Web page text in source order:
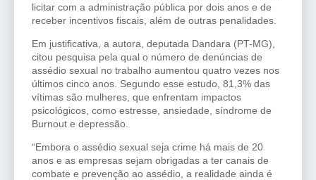
licitar com a administração pública por dois anos e de
receber incentivos fiscais, além de outras penalidades.
Em justificativa, a autora, deputada Dandara (PT-MG),
citou pesquisa pela qual o número de denúncias de
assédio sexual no trabalho aumentou quatro vezes nos
últimos cinco anos. Segundo esse estudo, 81,3% das
vítimas são mulheres, que enfrentam impactos
psicológicos, como estresse, ansiedade, síndrome de
Burnout e depressão.
“Embora o assédio sexual seja crime há mais de 20
anos e as empresas sejam obrigadas a ter canais de
combate e prevenção ao assédio, a realidade ainda é